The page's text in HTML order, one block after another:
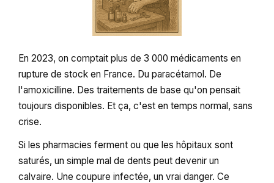
En 2023, on comptait plus de 3 000 médicaments en
rupture de stock en France. Du paracétamol. De
l'amoxicilline. Des traitements de base qu'on pensait
toujours disponibles. Et ça, c'est en temps normal, sans
crise.
Si les pharmacies ferment ou que les hôpitaux sont
saturés, un simple mal de dents peut devenir un
calvaire. Une coupure infectée, un vrai danger. Ce